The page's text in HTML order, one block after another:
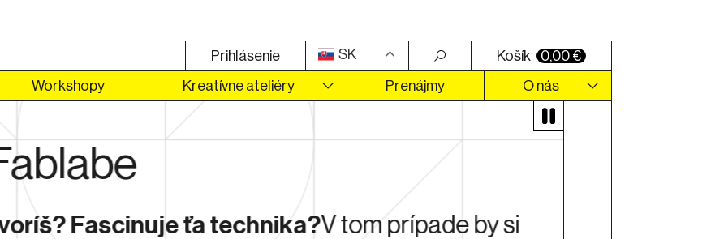
Prihlásenie SK Košík 0,00 €
Workshopy Kreatívne ateliéry Prenájmy O nás
našom Fablabe s materiálom, ktorý ti spoľahlivo